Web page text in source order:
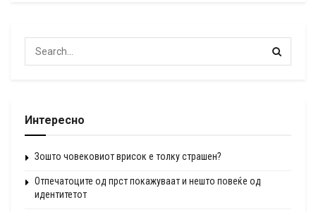
Интересно
Зошто човековиот врисок е толку страшен?
Отпечатоците од прст покажуваат и нешто повеќе од
идентитетот